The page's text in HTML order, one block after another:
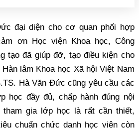
đại diện cho cơ quan phối hợp
ơn Học viện Khoa học, Công
tạo đã giúp đỡ, tạo điều kiện cho
lâm Khoa học Xã hội Việt Nam
Hà Văn Đức cũng yêu cầu các
học đầy đủ, chấp hành đúng nội
gia lớp học là rất cần thiết,
chuẩn chức danh học viên còn